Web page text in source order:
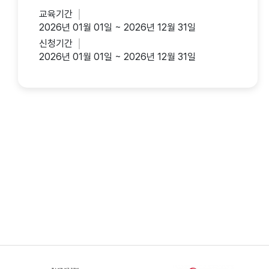
교육기간
2026년 01월 01일 ~ 2026년 12월 31일
신청기간
2026년 01월 01일 ~ 2026년 12월 31일